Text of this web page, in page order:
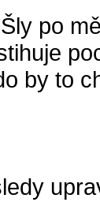
po
by to